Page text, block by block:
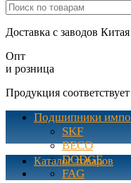
Доставка с заводов
Опт
и розница
Продукция
Подшипники
SKF
BECO
DODGE
FAG
Каталог товаров